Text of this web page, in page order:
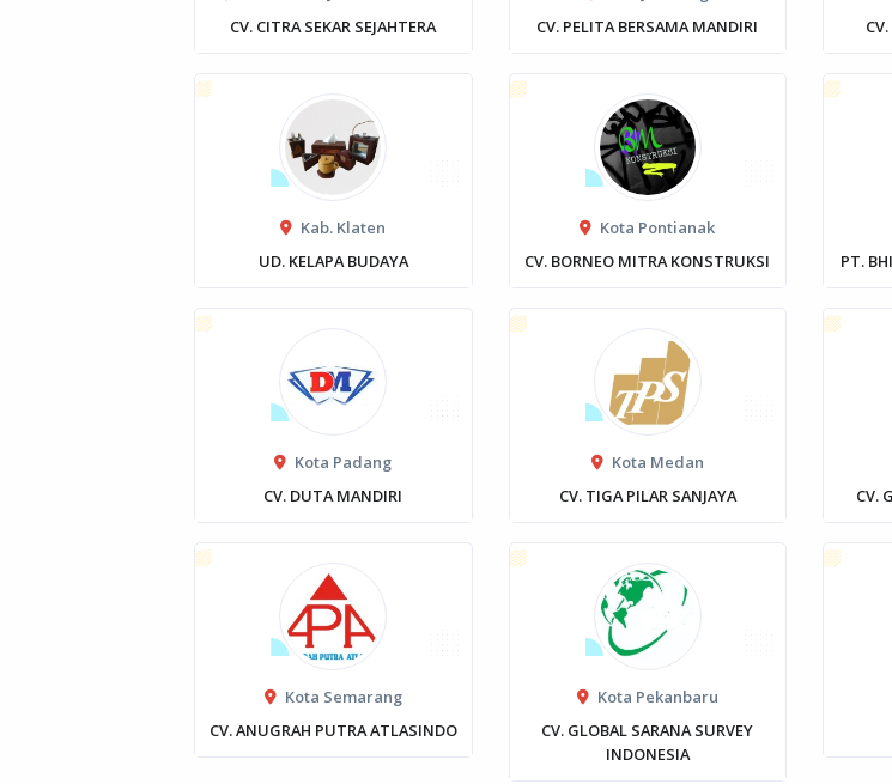
CV. CITRA SEKAR SEJAHTERA
CV. PELITA BERSAMA MANDIRI
Kab. Klaten
UD. KELAPA BUDAYA
Kota Pontianak
CV. BORNEO MITRA KONSTRUKSI
PT.
Kota Padang
CV. DUTA MANDIRI
Kota Medan
CV. TIGA PILAR SANJAYA
CV.
Kota Semarang
CV. ANUGRAH PUTRA ATLASINDO
Kota Pekanbaru
CV. GLOBAL SARANA SURVEY
INDONESIA